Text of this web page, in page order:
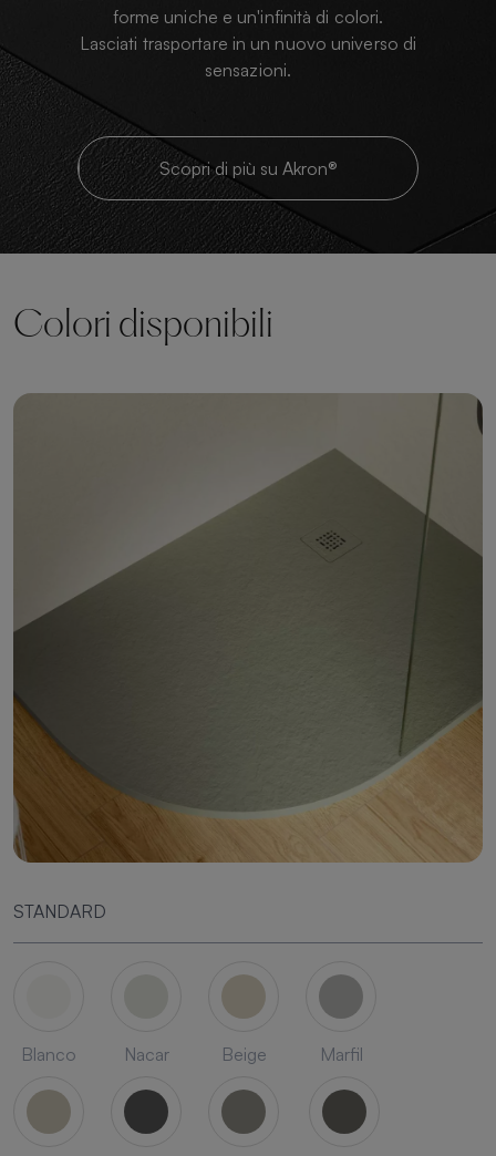
forme uniche e un'infinità di colori.
Lasciati trasportare in un nuovo universo di
sensazioni.
Scopri di più su Akron®
Colori disponibili
STANDARD
Blanco Nacar Beige Marfil